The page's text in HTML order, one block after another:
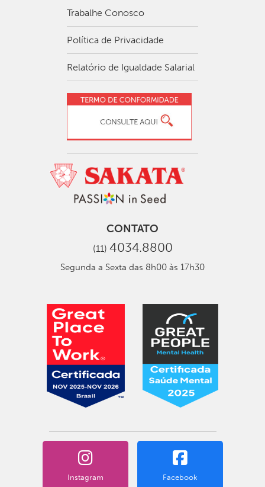
Trabalhe Conosco
Política de Privacidade
Relatório de Igualdade Salarial
CONTATO
(11) 4034.8800
Segunda a Sexta das 8h00 às 17h30
Instagram Facebook